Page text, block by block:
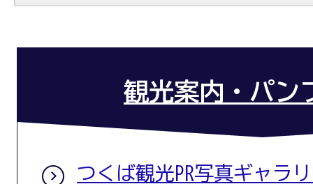
観光案内・パン
つくば観光PR写真ギャラ